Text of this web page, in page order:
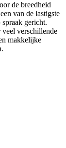
de breedheid
van de lastigste
gericht.
veel verschillende
makkelijke